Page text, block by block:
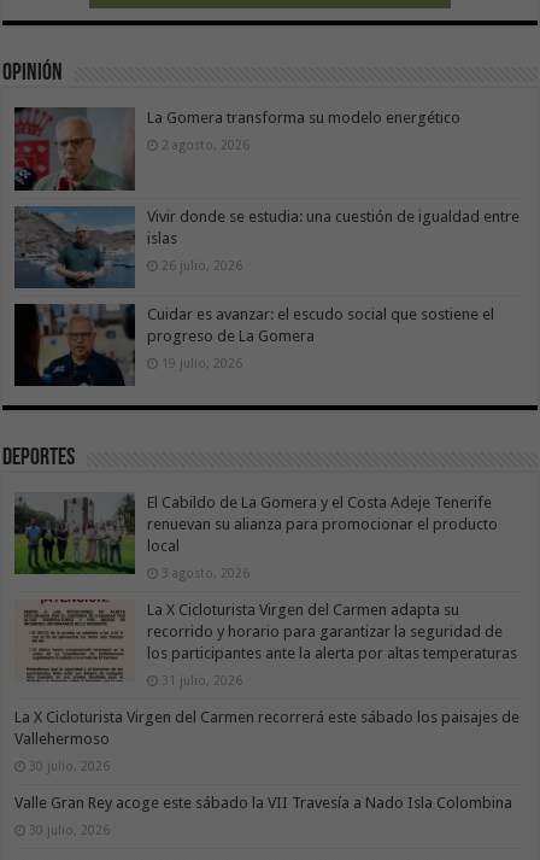
Opinión
La Gomera transforma su modelo energético
2 agosto, 2026
Vivir donde se estudia: una cuestión de igualdad entre
islas
26 julio, 2026
Cuidar es avanzar: el escudo social que sostiene el
progreso de La Gomera
19 julio, 2026
Deportes
El Cabildo de La Gomera y el Costa Adeje Tenerife
renuevan su alianza para promocionar el producto
local
3 agosto, 2026
La X Cicloturista Virgen del Carmen adapta su
recorrido y horario para garantizar la seguridad de
los participantes ante la alerta por altas temperaturas
31 julio, 2026
La X Cicloturista Virgen del Carmen recorrerá este sábado los paisajes de
Vallehermoso
30 julio, 2026
Valle Gran Rey acoge este sábado la VII Travesía a Nado Isla Colombina
30 julio, 2026